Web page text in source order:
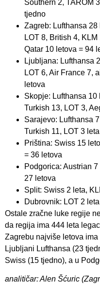
Southern 2, TAROM
tjedno
Zagreb: Lufthansa 28
LOT 8, British 4,
Qatar 10 letova = 94
Ljubljana: Lufthansa
LOT 6, Air France 7,
letova
Skopje: Lufthansa 10
Turkish 13, LOT 3,
Sarajevo: Lufthansa
Turkish 11, LOT 3
Priština: Swiss 15
= 36 letova
Podgorica: Austrian
27 letova
Split: Swiss 2 leta,
Dubrovnik: LOT 2 leta
Ostale zračne luke regije
da regija ima 444 leta
Zagrebu najviše letova
Ljubljani Lufthansa (23
Swiss (15 tjedno), a u
analitičar: Alen Šćuric